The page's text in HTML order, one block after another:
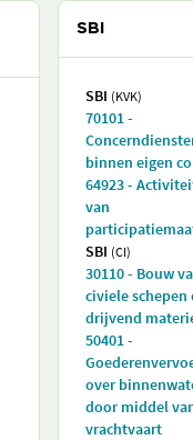
SBI
SBI (KVK)
70101 -
binnen eigen
64923 -
van
SBI (CI)
30110 - Bouw
civiele schepen
drijvend
50401 -
over
door middel
vrachtvaart